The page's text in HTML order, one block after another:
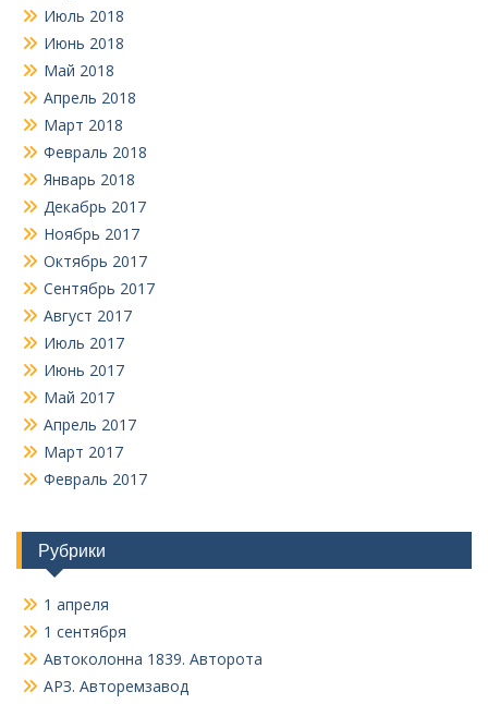
Июль 2018
Июнь 2018
Май 2018
Апрель 2018
Март 2018
Февраль 2018
Январь 2018
Декабрь 2017
Ноябрь 2017
Октябрь 2017
Сентябрь 2017
Август 2017
Июль 2017
Июнь 2017
Май 2017
Апрель 2017
Март 2017
Февраль 2017
Рубрики
1 апреля
1 сентября
Автоколонна 1839. Авторота
АРЗ. Авторемзавод